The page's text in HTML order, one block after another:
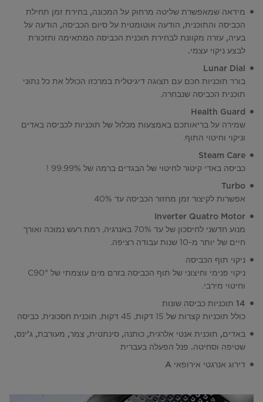
מידאה שמאפשרת שליטה מרחוק על המכונה, בחירת זמן תחילת
הכביסה והתוכנית, הודעה אוטומטית על סיום הכביסה, הודעה על
בעיה, עזרה מקוונת לבחירת תוכנית הכביסה המתאימה ותזכורת
לבצע ניקוי עצמי.
Lunar Dial
בורר תוכניות חכם עם תצוגה דיגיטלית במרכזו הכולל את כל נתוני
תוכנית הכביסה שנבחרה.
Health Guard
שמירה על בריאותכם באמצעות מכלול של תוכניות לכביסה באדים
וניקוי וחיטוי התוף.
Steam Care
כביסה באדי קיטור לחיטוי של הבגדים ברמה של 99.99% !
Turbo
אפשרות לקיצור זמן מחזור הכביסה עד 40%
Inverter Quatro Motor
מנוע חדשני לחיסכון של עד 70% באנרגיה, רמת רעש נמוכה ואורך
חיים של יותר מ-10 שנות עבודה רציפה.
ניקוי תוף הכביסה
ניקוי פנימי וחיצוני של תוף הכביסה בזרם מים עוצמתי של C90°
וחיטוי מירבי.
14 תוכניות כביסה שונות
כולל תוכניות קצרות של 15 דקות, 45 דקות, תוכנית חסכונית, כביסה
באדים, תוכנית אנטי אלרגית, כותנה, סינתטית, צמר, מעורבת, ג'ינס,
שטיפה וסחיטה. פנל הפעלה בעברית
דירוג אנרגטי אירופאי A